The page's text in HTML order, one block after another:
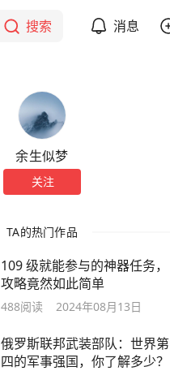
搜索 消息
余生似梦
关注
TA的热门作品
109 级就能参与的神器任务，
攻略竟然如此简单
488阅读 2024年08月13日
俄罗斯联邦武装部队：世界第
四的军事强国，你了解多少？